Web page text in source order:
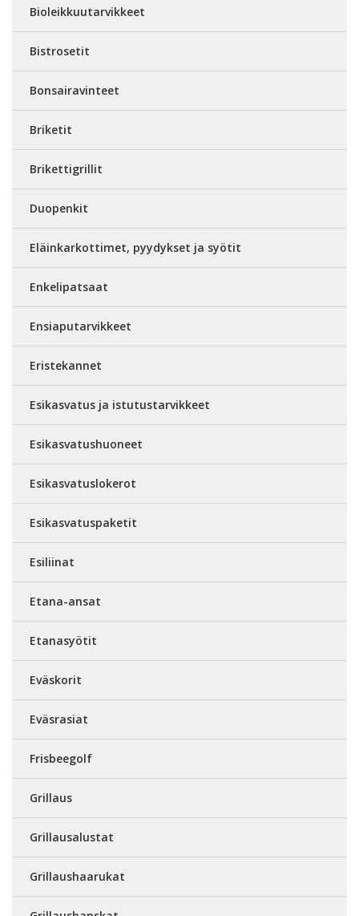
Bioleikkuutarvikkeet
Bistrosetit
Bonsairavinteet
Briketit
Brikettigrillit
Duopenkit
Eläinkarkottimet, pyydykset ja syötit
Enkelipatsaat
Ensiaputarvikkeet
Eristekannet
Esikasvatus ja istutustarvikkeet
Esikasvatushuoneet
Esikasvatuslokerot
Esikasvatuspaketit
Esiliinat
Etana-ansat
Etanasyötit
Eväskorit
Eväsrasiat
Frisbeegolf
Grillaus
Grillausalustat
Grillaushaarukat